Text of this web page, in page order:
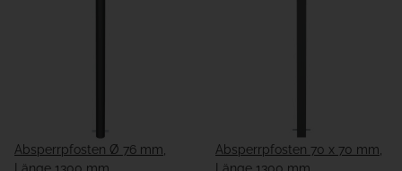
Absperrpfosten Ø 76 mm,
Länge 1300 mm
Absperrpfosten 70 x 70 mm,
Länge 1300 mm